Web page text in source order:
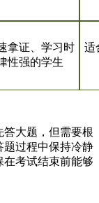
拿证、学习时
性强的学生
适
大题，但需要根
题过程中保持冷静
考试结束前能够